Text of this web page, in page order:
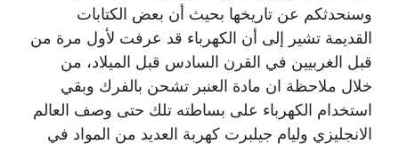
وسنحدثكم عن تاريخها بحيث أن بعض الكتابات
القديمة تشير إلى أن الكهرباء قد عرفت لأول مرة من
قبل الغربيين في القرن السادس قبل الميلاد، من
خلال ملاحظة ان مادة العنبر تشحن بالفرك وبقي
استخدام الكهرباء على بساطته تلك حتى وصف العالم
الانجليزي وليام جيلبرت كهربة العديد من المواد في